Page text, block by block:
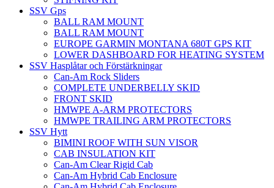
SSV Gps
BALL RAM MOUNT
BALL RAM MOUNT
EUROPE GARMIN MONTANA 680T GPS KIT
LOWER DASHBOARD FOR HEATING SYSTEM
SSV Hasplåtar och Förstärkningar
Can-Am Rock Sliders
COMPLETE UNDERBELLY SKID
FRONT SKID
HMWPE A-ARM PROTECTORS
HMWPE TRAILING ARM PROTECTORS
SSV Hytt
BIMINI ROOF WITH SUN VISOR
CAB INSULATION KIT
Can-Am Clear Rigid Cab
Can-Am Hybrid Cab Enclosure